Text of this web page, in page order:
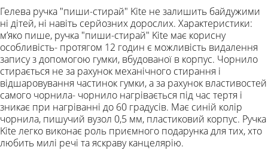
Гелева ручка "пиши-стирай" Kite не залишить байдужими
ні дітей, ні навіть серйозних дорослих. Характеристики:
мʼяко пише, ручка "пиши-стирай" Kite має корисну
особливість- протягом 12 годин є можливість видалення
запису з допомогою гумки, вбудованої в корпус. Чорнило
стирається не за рахунок механічного стирання і
відшаровування частинок гумки, а за рахунок властивостей
самого чорнила- чорнило нагрівається під час тертя і
зникає при нагріванні до 60 градусів. Має синій колір
чорнила, пишучий вузол 0,5 мм, пластиковий корпус. Ручка
Kite легко виконає роль приємного подарунка для тих, хто
любить милі речі та яскраву канцелярію.